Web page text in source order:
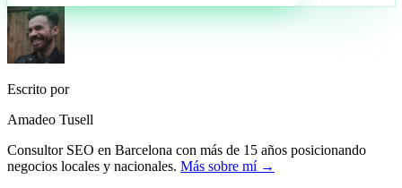
Escrito por
Amadeo Tusell
Consultor SEO en Barcelona con más de 15 años posicionando
negocios locales y nacionales. Más sobre mí →